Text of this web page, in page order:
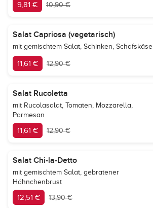
9,81 € 10,90 €
Salat Capriosa (vegetarisch)
mit gemischtem Salat, Schinken, Schafskäse
11,61 € 12,90 €
Salat Rucoletta
mit Rucolasalat, Tomaten, Mozzarella,
Parmesan
11,61 € 12,90 €
Salat Chi-la-Detto
mit gemischtem Salat, gebratener
Hähnchenbrust
12,51 € 13,90 €